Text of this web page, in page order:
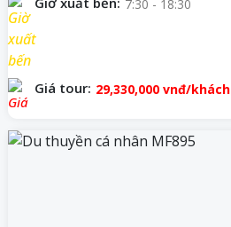
7:30 - 18:30
Giá tour: 29,330,000 vnđ/khách